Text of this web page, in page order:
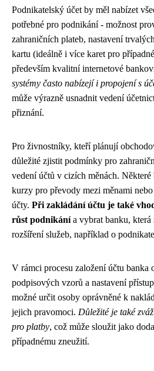
Podnikatelský účet by měl nabízet
potřebné pro podnikání - možnost
zahraničních plateb, nastavení
kartu (ideálně i více karet pro
především kvalitní internetové
systémy často nabízejí i propojení s
může výrazně usnadnit vedení
přiznání.
Pro živnostníky, kteří plánují
důležité zjistit podmínky pro
vedení účtů v cizích měnách.
kurzy pro převody mezi měnami
účty. Při zakládání účtu je také
růst podnikánía vybrat banku, která
rozšíření služeb, například o
V rámci procesu založení účtu
podpisových vzorů a nastavení
možné určit osoby oprávněné k
jejich pravomoci. Důležité je také
pro platby, což může sloužit jako
případnému zneužití.